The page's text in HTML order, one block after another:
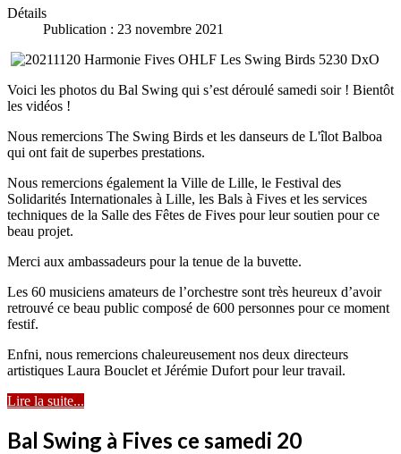
Détails
Publication : 23 novembre 2021
Voici les photos du Bal Swing qui s’est déroulé samedi soir ! Bientôt
les vidéos !
Nous remercions The Swing Birds et les danseurs de L'îlot Balboa
qui ont fait de superbes prestations.
Nous remercions également la Ville de Lille, le Festival des
Solidarités Internationales à Lille, les Bals à Fives et les services
techniques de la Salle des Fêtes de Fives pour leur soutien pour ce
beau projet.
Merci aux ambassadeurs pour la tenue de la buvette.
Les 60 musiciens amateurs de l’orchestre sont très heureux d’avoir
retrouvé ce beau public composé de 600 personnes pour ce moment
festif.
Enfni, nous remercions chaleureusement nos deux directeurs
artistiques Laura Bouclet et Jérémie Dufort pour leur travail.
Lire la suite...
Bal Swing à Fives ce samedi 20